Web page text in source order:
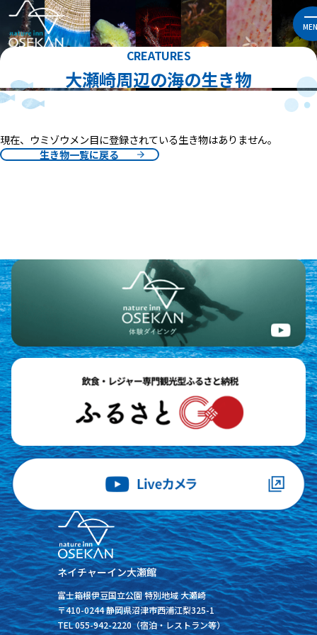
CREATURES
大瀬崎周辺の海の生き物
現在、ウミゾウメン目に登録されている生き物はありません。
生き物一覧に戻る
ネイチャーイン大瀬館
富士箱根伊豆国立公園 特別地域 大瀬崎
〒410-0244 静岡県沼津市西浦江梨325-1
TEL 055-942-2220（宿泊・レストラン等）